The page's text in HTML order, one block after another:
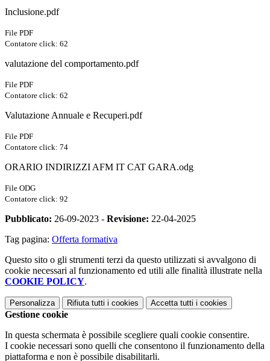
Inclusione.pdf
File PDF
Contatore click: 62
valutazione del comportamento.pdf
File PDF
Contatore click: 62
Valutazione Annuale e Recuperi.pdf
File PDF
Contatore click: 74
ORARIO INDIRIZZI AFM IT CAT GARA.odg
File ODG
Contatore click: 92
Pubblicato: 26-09-2023 - Revisione: 22-04-2025
Tag pagina: Offerta formativa
Questo sito o gli strumenti terzi da questo utilizzati si avvalgono di
cookie necessari al funzionamento ed utili alle finalità illustrate nella
COOKIE POLICY.
Personalizza Rifiuta tutti i cookies Accetta tutti i cookies
Gestione cookie
In questa schermata è possibile scegliere quali cookie consentire.
I cookie necessari sono quelli che consentono il funzionamento della
piattaforma e non è possibile disabilitarli.